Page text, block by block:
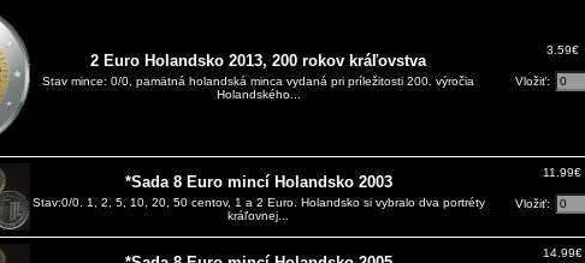
2 Euro Holandsko 2013, 200 rokov kráľovstva
Stav mince: 0/0, pamätná holandská minca vydaná pri príležitosti 200. výročia
Holandského...
3.59€
Vložiť:
*Sada 8 Euro mincí Holandsko 2003
Stav:0/0. 1, 2, 5, 10, 20, 50 centov, 1 a 2 Euro. Holandsko si vybralo dva portréty
kráľovnej...
11.99€
Vložiť:
14.99€